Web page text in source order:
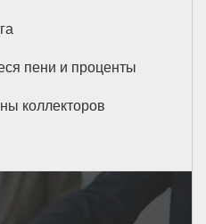
пени и проценты
коллекторов